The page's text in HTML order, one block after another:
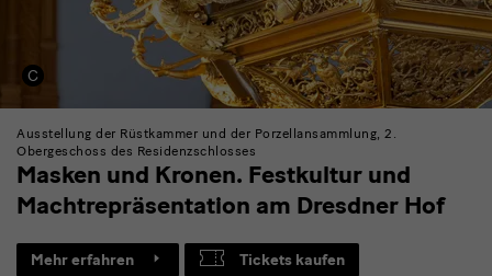
Ausstellung der Rüstkammer und der Porzellansammlung, 2.
Obergeschoss des Residenzschlosses
Masken und Kronen. Festkultur und
Machtrepräsentation am Dresdner Hof
Mehr erfahren Tickets kaufen